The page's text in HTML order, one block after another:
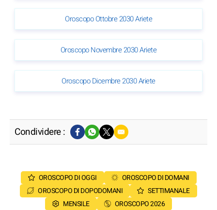
Oroscopo Ottobre 2030 Ariete
Oroscopo Novembre 2030 Ariete
Oroscopo Dicembre 2030 Ariete
Condividere :
OROSCOPO DI OGGI
OROSCOPO DI DOMANI
OROSCOPO DI DOPODOMANI
SETTIMANALE
MENSILE
OROSCOPO 2026